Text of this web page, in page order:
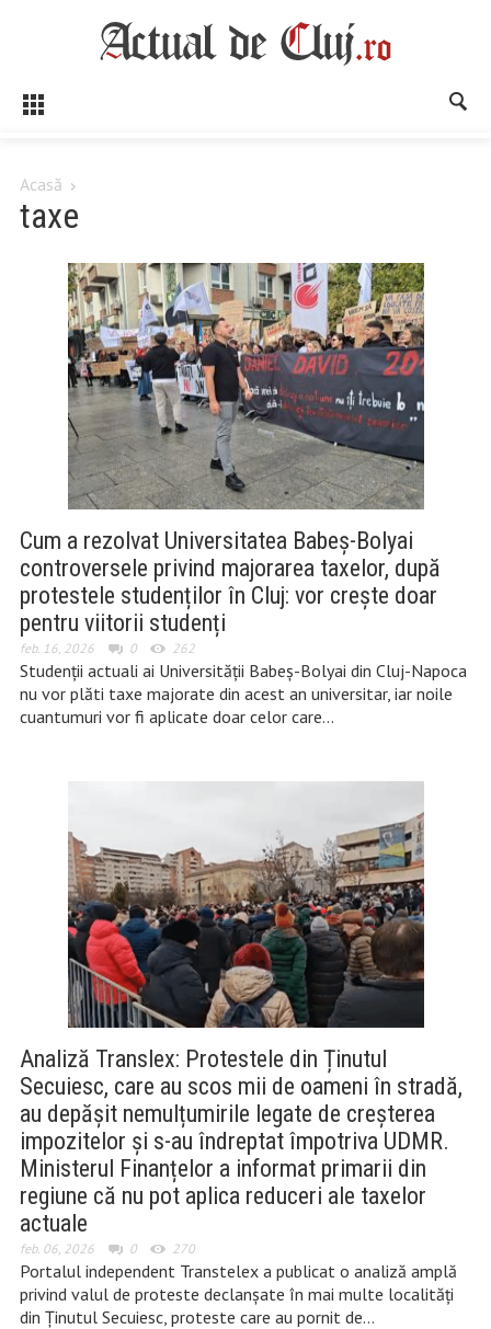
Acasă
taxe
Cum a rezolvat Universitatea Babeș-Bolyai
controversele privind majorarea taxelor, după
protestele studenților în Cluj: vor crește doar
pentru viitorii studenți
feb. 16, 2026 0 262
Studenții actuali ai Universității Babeș-Bolyai din Cluj-Napoca
nu vor plăti taxe majorate din acest an universitar, iar noile
cuantumuri vor fi aplicate doar celor care…
Analiză Translex: Protestele din Ținutul
Secuiesc, care au scos mii de oameni în stradă,
au depășit nemulțumirile legate de creșterea
impozitelor și s-au îndreptat împotriva UDMR.
Ministerul Finanțelor a informat primarii din
regiune că nu pot aplica reduceri ale taxelor
actuale
feb. 06, 2026 0 270
Portalul independent Transtelex a publicat o analiză amplă
privind valul de proteste declanșate în mai multe localități
din Ținutul Secuiesc, proteste care au pornit de…